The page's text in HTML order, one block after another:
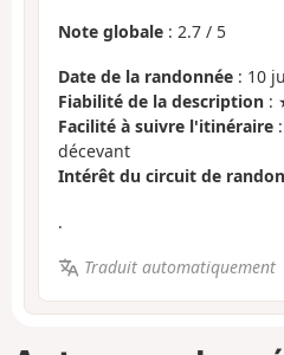
Note globale : 2.7 / 5
Date de la randonnée : 10
Fiabilité de la description :
Facilité à suivre l'itinéraire
décevant
Intérêt du circuit de
.
Traduit automatiquement